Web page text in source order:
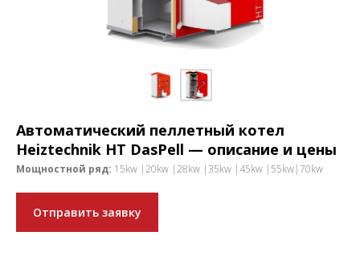
Автоматический пеллетный котел
Heiztechnik НТ DasPell — описание и цены
Мощностной ряд: 15kw |20kw |28kw |35kw |45kw |55kw|70kw
Отправить заявку